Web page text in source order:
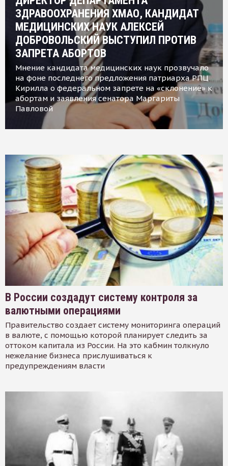
ЗДРАВООХРАНЕНИЯ ХМАО, КАНДИДАТ
МЕДИЦИНСКИХ НАУК АЛЕКСЕЙ
ДОБРОВОЛЬСКИЙ ВЫСТУПИЛ ПРОТИВ
ЗАПРЕТА АБОРТОВ
Мнение кандидата медицинских наук прозвучало
на фоне последнего предложения патриарха РПЦ
Кирилла о федеральном запрете на «склонение» к
абортам и заявления сенатора Маргариты
Павловой
В России создадут систему контроля за
валютными операциями
Правительство создает систему мониторинга операций
в валюте, с помощью которой планирует следить за
оттоком капитала из России. На это кабмин толкнуло
нежелание бизнеса прислушиваться к
предупреждениям власти